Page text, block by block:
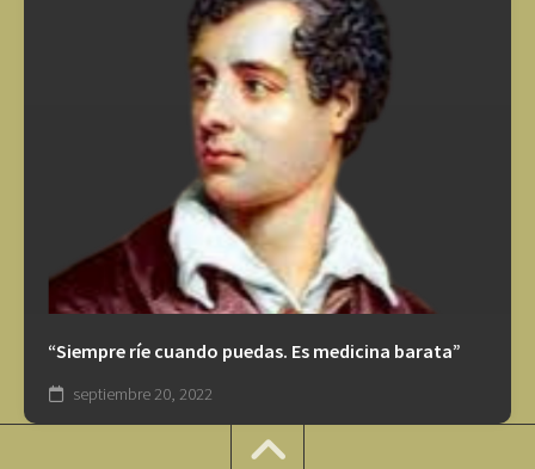
“Siempre ríe cuando puedas. Es medicina barata”
septiembre 20, 2022